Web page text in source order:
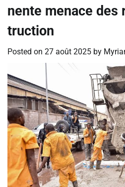
nente menace des
truction
Posted on 27 août 2025 by